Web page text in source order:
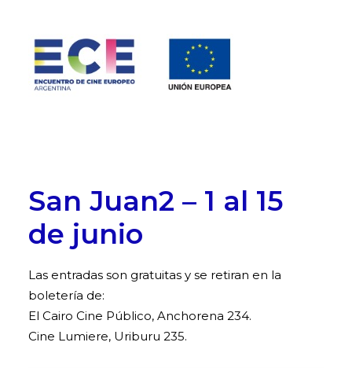
PROGRAMACIÓN
FUNCIONES PRESENCIALES
EVENTOS ESPECIALES
INSTITUCIONAL
NOTICIAS
San Juan2 – 1 al 15
de junio
Las entradas son gratuitas y se retiran en la
boletería de:
El Cairo Cine Público, Anchorena 234.
Cine Lumiere, Uriburu 235.